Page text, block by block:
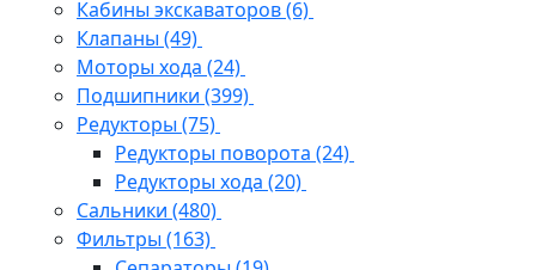
Кабины экскаваторов(6)
Клапаны (49)
Моторы хода (24)
Подшипники (399)
Редукторы (75)
Редукторы поворота (24)
Редукторы хода (20)
Сальники (480)
Фильтры (163)